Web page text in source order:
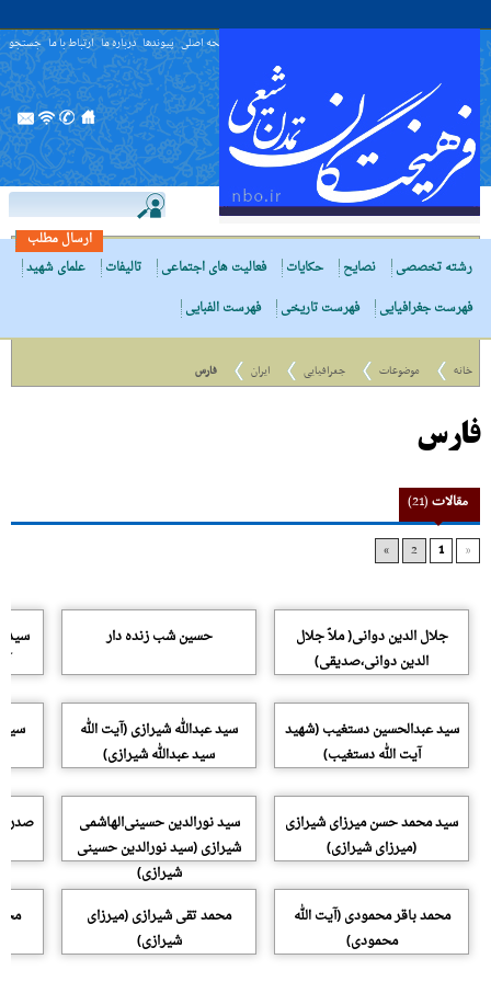
صفحه اصلی پیوندها درباره ما ارتباط با ما جستجو
ارسال مطلب
رشته تخصصی
نصایح حکایات فعالیت های اجتماعی تالیفات
علمای شهید
فهرست جغرافیایی
فهرست تاریخی فهرست الفبایی
خانه موضوعات جغرافیایی ایران فارس
فارس
مقالات(21)
«
1
2
»
جلال الدین دوانی( ملاّ جلال
الدین دوانى،صدیقى)
حسین شب زنده دار
سید
سید عبدالحسین دستغیب (شهید
آیت الله دستغیب)
سید عبدالله شیرازی (آیت الله
سید عبدالله شیرازی)
سید
سید محمد حسن میرزای شیرازی
(میرزای شیرازی)
سید نورالدین حسینی‌الهاشمی
شیرازی (سید نورالدین حسینی
شیرازی)
محمد باقر محمودی (آیت الله
محمودی)
محمد تقی شیرازی (میرزای
شیرازی)